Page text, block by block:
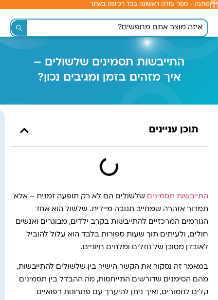
לתוכן
מתנה - ספר עזרה ראשונה בכל רכישה באתר
התייבשות תסמינים שלשולים –
איך מזהים בזמן ומגיבים נכון?
תוכן עניינים
התייבשות תסמינים שלשולים הם לא רק תופעה זמנית – אלא
תמרור אזהרה שמחייב תגובה מיידית. שלשול הוא אחד
הגורמים המרכזיים להתייבשות בקרב ילדים, מבוגרים ואנשים
חולים, ולעיתים תוך שעות ספורות בלבד הוא עלול להוביל
לאובדן מסוכן של נוזלים ומלחים חיוניים.
במאמר זה נסקור את הקשר הישיר בין שלשולים להתייבשות,
מהם הסימנים שדורשים התייחסות, מה ההבדל בין תסמינים
קלים לחמורים, ואיך ניתן להיערך עם פתרונות רפואיים